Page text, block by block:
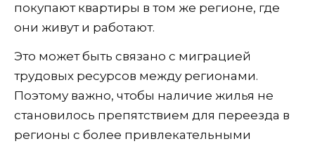
покупают квартиры в том же регионе, где
они живут и работают.
Это может быть связано с миграцией
трудовых ресурсов между регионами.
Поэтому важно, чтобы наличие жилья не
становилось препятствием для переезда в
регионы с более привлекательными